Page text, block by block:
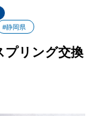
#静岡県
プリング交換